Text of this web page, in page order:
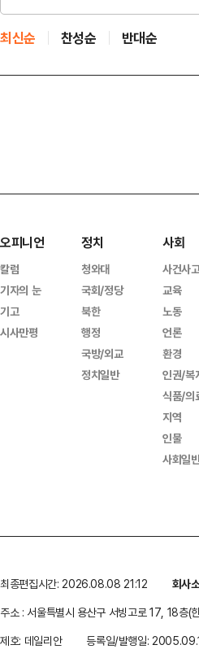
최신순 찬성순 반대순
오피니언
칼럼
기자의 눈
기고
시사만평
정치
청와대
국회/정당
북한
행정
국방/외교
정치일반
사회
사건사
교육
노동
언론
환경
인권/복
식품/의
지역
인물
사회일
최종편집시간: 2026.08.08 21:12 회사
주소 : 서울특별시 용산구 서빙고로 17, 18층(
제호: 데일리안
등록일/발행일: